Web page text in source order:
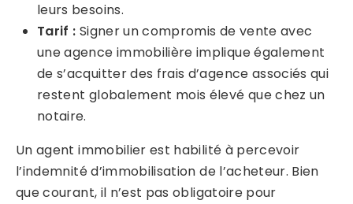
leurs besoins.
Tarif : Signer un compromis de vente avec
une agence immobilière implique également
de s’acquitter des frais d’agence associés qui
restent globalement mois élevé que chez un
notaire.
Un agent immobilier est habilité à percevoir
l’indemnité d’immobilisation de l’acheteur. Bien
que courant, il n’est pas obligatoire pour